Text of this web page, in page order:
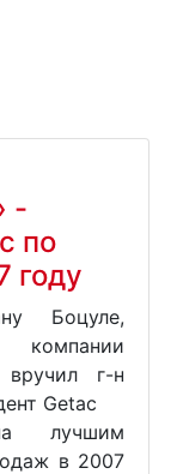
-
по
году
лучшим
в 2007